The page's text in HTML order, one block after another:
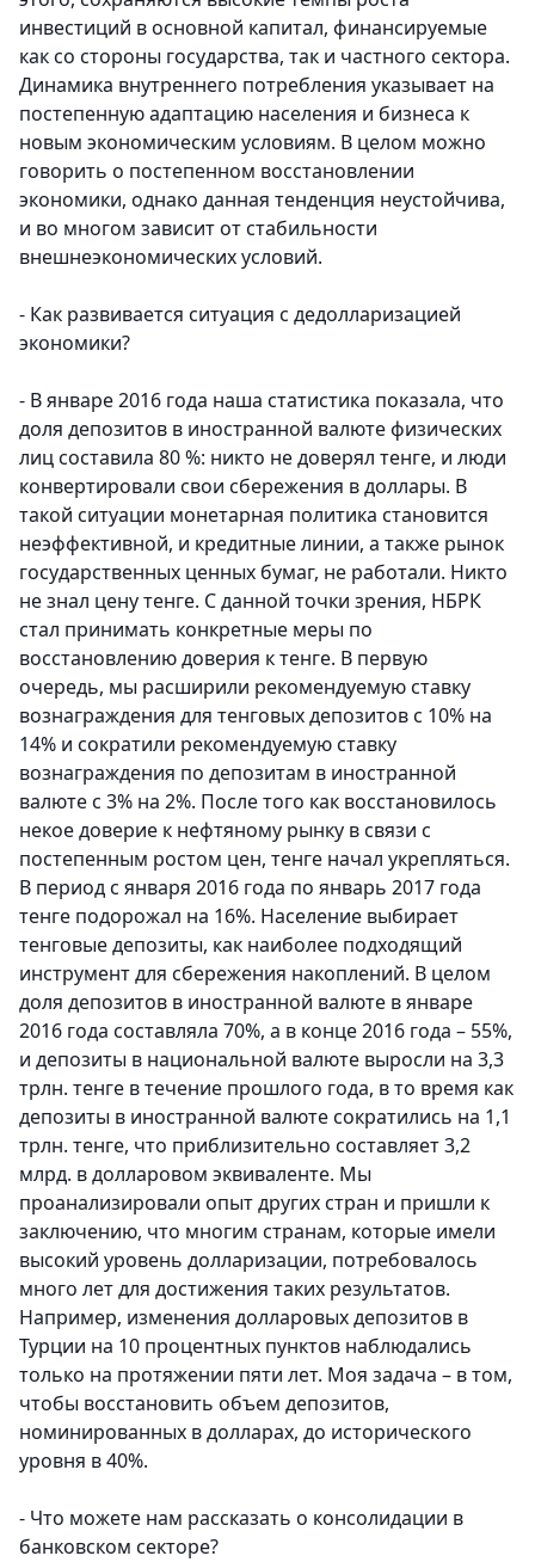
инвестиций в основной капитал, финансируемые
как со стороны государства, так и частного сектора.
Динамика внутреннего потребления указывает на
постепенную адаптацию населения и бизнеса к
новым экономическим условиям. В целом можно
говорить о постепенном восстановлении
экономики, однако данная тенденция неустойчива,
и во многом зависит от стабильности
внешнеэкономических условий.
- Как развивается ситуация с дедолларизацией
экономики?
- В январе 2016 года наша статистика показала, что
доля депозитов в иностранной валюте физических
лиц составила 80 %: никто не доверял тенге, и люди
конвертировали свои сбережения в доллары. В
такой ситуации монетарная политика становится
неэффективной, и кредитные линии, а также рынок
государственных ценных бумаг, не работали. Никто
не знал цену тенге. С данной точки зрения, НБРК
стал принимать конкретные меры по
восстановлению доверия к тенге. В первую
очередь, мы расширили рекомендуемую ставку
вознаграждения для тенговых депозитов с 10% на
14% и сократили рекомендуемую ставку
вознаграждения по депозитам в иностранной
валюте с 3% на 2%. После того как восстановилось
некое доверие к нефтяному рынку в связи с
постепенным ростом цен, тенге начал укрепляться.
В период с января 2016 года по январь 2017 года
тенге подорожал на 16%. Население выбирает
тенговые депозиты, как наиболее подходящий
инструмент для сбережения накоплений. В целом
доля депозитов в иностранной валюте в январе
2016 года составляла 70%, а в конце 2016 года – 55%,
и депозиты в национальной валюте выросли на 3,3
трлн. тенге в течение прошлого года, в то время как
депозиты в иностранной валюте сократились на 1,1
трлн. тенге, что приблизительно составляет 3,2
млрд. в долларовом эквиваленте. Мы
проанализировали опыт других стран и пришли к
заключению, что многим странам, которые имели
высокий уровень долларизации, потребовалось
много лет для достижения таких результатов.
Например, изменения долларовых депозитов в
Турции на 10 процентных пунктов наблюдались
только на протяжении пяти лет. Моя задача – в том,
чтобы восстановить объем депозитов,
номинированных в долларах, до исторического
уровня в 40%.
- Что можете нам рассказать о консолидации в
банковском секторе?